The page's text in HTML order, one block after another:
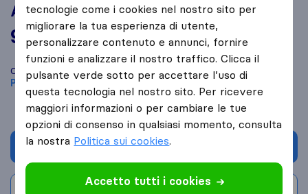
Artigiana Traslochi
9,4 basato su 37
recensioni di Sirelo e Google
i
Confronta Artigiana Traslochi con altreaziende di traslochi
Pinerolo
Chiedi preventivo
tecnologie come i cookies nel nostro sito per
migliorare la tua esperienza di utente,
personalizzare contenuto e annunci, fornire
funzioni e analizzare il nostro traffico. Clicca il
pulsante verde sotto per accettare l’uso di
questa tecnologia nel nostro sito. Per ricevere
maggiori informazioni o per cambiare le tue
opzioni di consenso in qualsiasi momento, consulta
la nostra Politica sui cookies.
Accetto tutti i cookies